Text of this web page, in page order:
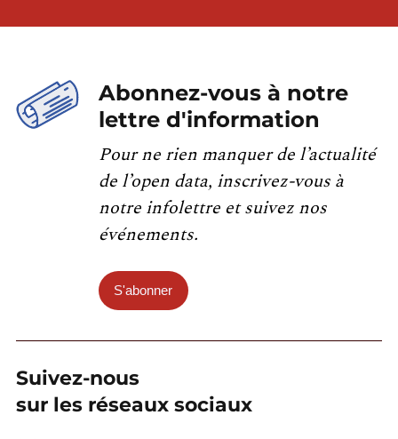
Abonnez-vous à notre
lettre d'information
Pour ne rien manquer de l’actualité
de l’open data, inscrivez-vous à
notre infolettre et suivez nos
événements.
S'abonner
Suivez-nous
sur les réseaux sociaux